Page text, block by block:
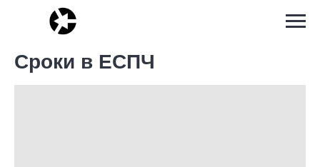
Сроки в ЕСПЧ